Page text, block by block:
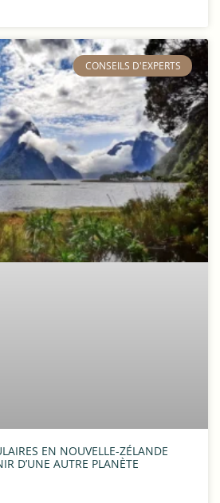
​CONSEILS D'EXPERTS
EN NOUVELLE-ZÉLANDE
D’UNE AUTRE PLANÈTE